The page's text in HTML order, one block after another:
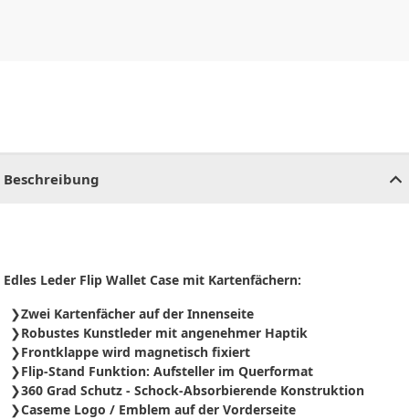
Beschreibung
Edles Leder Flip Wallet Case mit Kartenfächern:
Zwei Kartenfächer auf der Innenseite
Robustes Kunstleder mit angenehmer Haptik
Frontklappe wird magnetisch fixiert
Flip-Stand Funktion: Aufsteller im Querformat
360 Grad Schutz - Schock-Absorbierende Konstruktion
Caseme Logo / Emblem auf der Vorderseite